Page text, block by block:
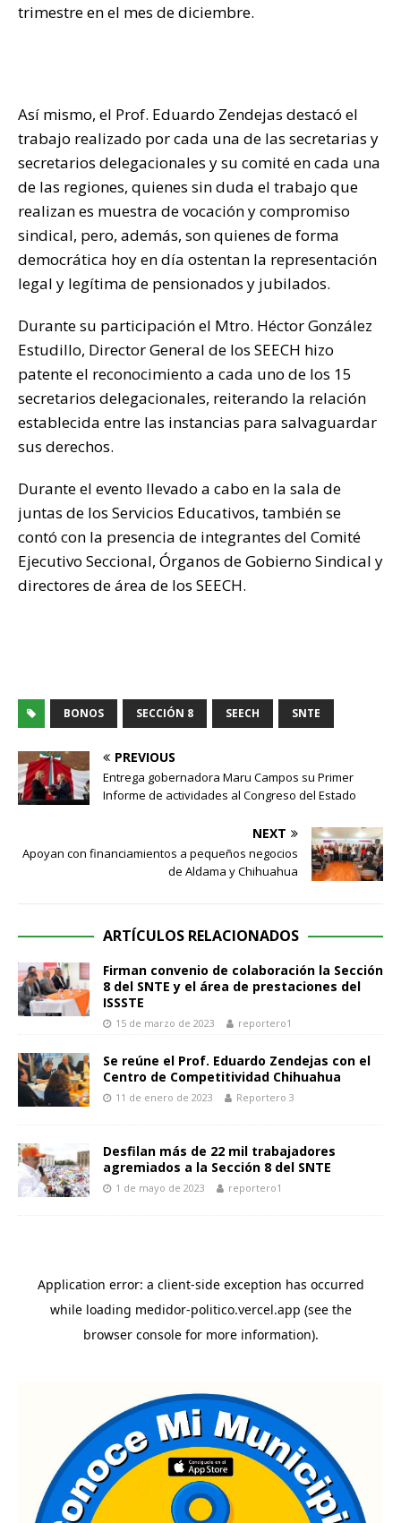
trimestre en el mes de diciembre.
Así mismo, el Prof. Eduardo Zendejas destacó el
trabajo realizado por cada una de las secretarias y
secretarios delegacionales y su comité en cada una
de las regiones, quienes sin duda el trabajo que
realizan es muestra de vocación y compromiso
sindical, pero, además, son quienes de forma
democrática hoy en día ostentan la representación
legal y legítima de pensionados y jubilados.
Durante su participación el Mtro. Héctor González
Estudillo, Director General de los SEECH hizo
patente el reconocimiento a cada uno de los 15
secretarios delegacionales, reiterando la relación
establecida entre las instancias para salvaguardar
sus derechos.
Durante el evento llevado a cabo en la sala de
juntas de los Servicios Educativos, también se
contó con la presencia de integrantes del Comité
Ejecutivo Seccional, Órganos de Gobierno Sindical y
directores de área de los SEECH.
BONOS SECCIÓN 8 SEECH SNTE
PREVIOUS
Entrega gobernadora Maru Campos su Primer
Informe de actividades al Congreso del Estado
NEXT
Apoyan con financiamientos a pequeños negocios
de Aldama y Chihuahua
ARTÍCULOS RELACIONADOS
Firman convenio de colaboración la Sección
8 del SNTE y el área de prestaciones del
ISSSTE
15 de marzo de 2023 reportero1
Se reúne el Prof. Eduardo Zendejas con el
Centro de Competitividad Chihuahua
11 de enero de 2023 Reportero 3
Desfilan más de 22 mil trabajadores
agremiados a la Sección 8 del SNTE
1 de mayo de 2023 reportero1